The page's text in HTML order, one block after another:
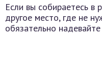
Если вы собираетесь в
другое место, где не
обязательно